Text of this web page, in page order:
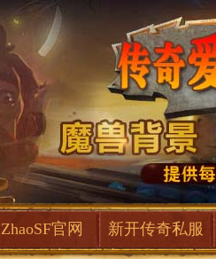
ZhaoSF官网 新开传奇私服